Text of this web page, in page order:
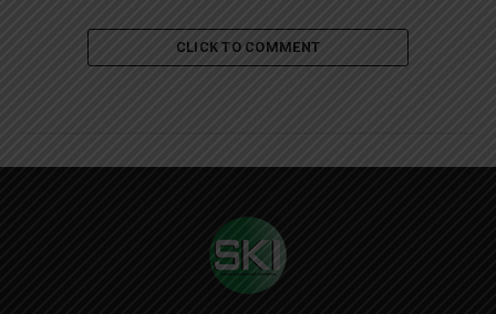
CLICK TO COMMENT